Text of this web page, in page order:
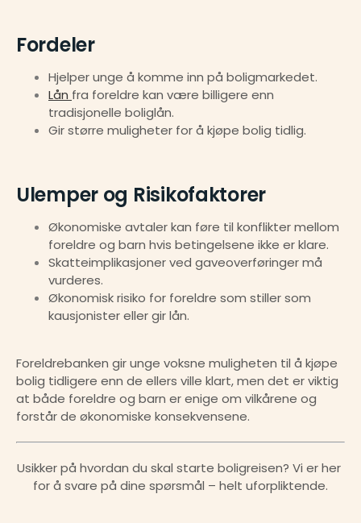
Fordeler
Hjelper unge å komme inn på boligmarkedet.
Lån fra foreldre kan være billigere enn
tradisjonelle boliglån.
Gir større muligheter for å kjøpe bolig tidlig.
Ulemper og Risikofaktorer
Økonomiske avtaler kan føre til konflikter mellom
foreldre og barn hvis betingelsene ikke er klare.
Skatteimplikasjoner ved gaveoverføringer må
vurderes.
Økonomisk risiko for foreldre som stiller som
kausjonister eller gir lån.
Foreldrebanken gir unge voksne muligheten til å kjøpe
bolig tidligere enn de ellers ville klart, men det er viktig
at både foreldre og barn er enige om vilkårene og
forstår de økonomiske konsekvensene.
Usikker på hvordan du skal starte boligreisen? Vi er her
for å svare på dine spørsmål – helt uforpliktende.